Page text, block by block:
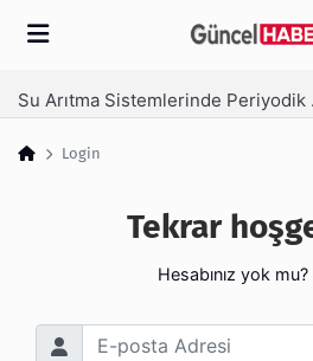
Su
Login
Tekrar
Hesabınız yok mu?
E-posta Adresi